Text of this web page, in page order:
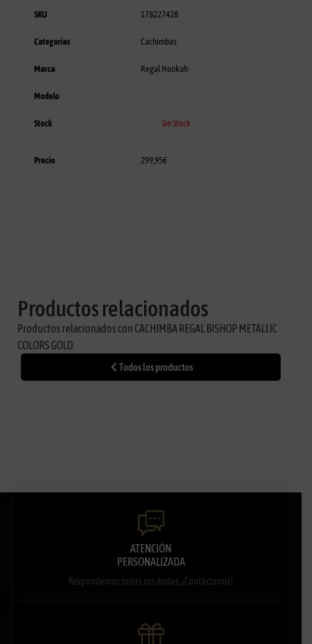
SKU 178227428
Categorías Cachimbas
Marca Regal Hookah
Modelo
Stock Sin Stock
Precio 299,95€
Productos relacionados
Productos relacionados con CACHIMBA REGAL BISHOP METALLIC
COLORS GOLD
Todos los productos
ATENCIÓN
PERSONALIZADA
Respondemos todas tus dudas, ¡Contáctanos!